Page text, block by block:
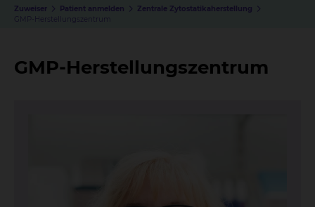
Zuweiser Patient anmelden
Zentrale Zytostatikaherstellung
GMP-Herstellungszentrum
GMP-Herstellungszentrum